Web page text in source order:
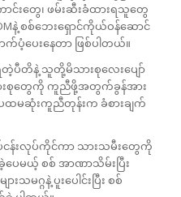
င်းတွေ၊ ဖမ်းဆီးခံထားရသူတွေ
နဲ့ စစ်ဘေးရှောင်ကိုယ်ဝန်ဆောင်
ပေးနေတာ ဖြစ်ပါတယ်။
တဲ့ပီတိနဲ့ သူတို့မိသားစုလေးပျော်
းစုတွေကို ကူညီဖို့အတွက်ခွန်အား
မဆုံးကူညီတုန်းက ခံစားချက်
းလုပ်ကိုင်ကာ သားသမီးတွေကို
ပေမယ့် စစ် အာဏာသိမ်းပြီး
သမဂ္ဂနဲ့ ပူးပေါင်းပြီး စစ်